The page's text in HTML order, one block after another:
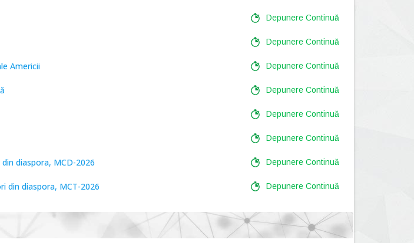
Depunere Continuă
Depunere Continuă
Americii Depunere Continuă
Depunere Continuă
Depunere Continuă
Depunere Continuă
diaspora, MCD-2026 Depunere Continuă
din diaspora, MCT-2026 Depunere Continuă